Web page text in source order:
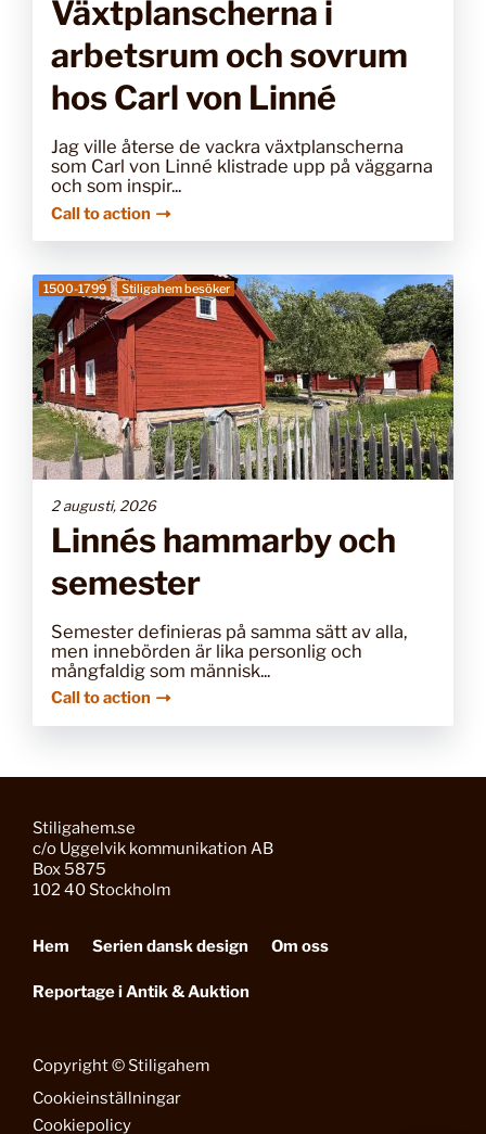
Växtplanscherna i
arbetsrum och sovrum
hos Carl von Linné
Jag ville återse de vackra växtplanscherna
som Carl von Linné klistrade upp på väggarna
och som inspir...
Call to action
1500-1799 Stiligahem besöker
2 augusti, 2026
Linnés hammarby och
semester
Semester definieras på samma sätt av alla,
men innebörden är lika personlig och
mångfaldig som människ...
Call to action
Stiligahem.se
c/o Uggelvik kommunikation AB
Box 5875
102 40 Stockholm
Hem Serien dansk design Om oss
Reportage i Antik & Auktion
Copyright © Stiligahem
Cookieinställningar
Cookiepolicy